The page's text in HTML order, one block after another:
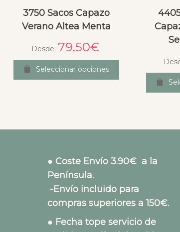
3750 Sacos Capazo
Verano Altea Menta
Desde: 79.50€
Seleccionar opciones
● Coste Envío 3.90€ a la
Península.
-Envío incluido para
compras superiores a 150€.
● Fecha tope servicio de